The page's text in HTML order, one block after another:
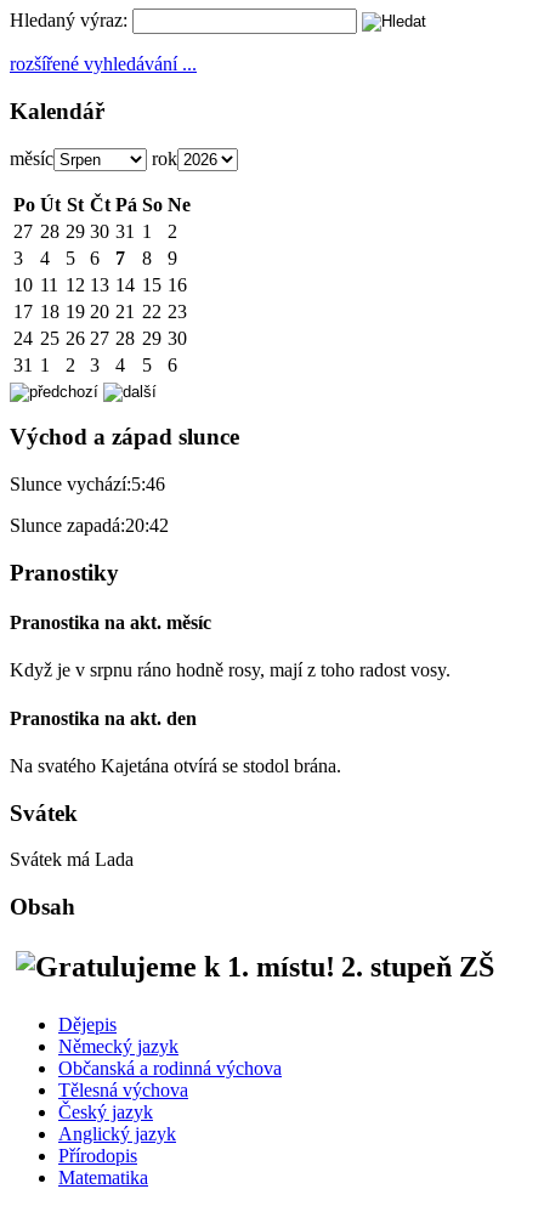
Hledaný výraz:
rozšířené vyhledávání ...
Kalendář
měsíc rok
Po Út St Čt Pá So Ne
27 28 29 30 31 1
2
3
4 5 6 7 8
9
10 11 12 13 14 15 16
17 18 19 20 21 22 23
24 25 26 27 28 29 30
31 1 2 3 4 5 6
Východ a západ slunce
Slunce vychází:5:46
Slunce zapadá:20:42
Pranostiky
Pranostika na akt. měsíc
Když je v srpnu ráno hodně rosy, mají z toho radost vosy.
Pranostika na akt. den
Na svatého Kajetána otvírá se stodol brána.
Svátek
Svátek má Lada
Obsah
2. stupeň ZŠ
Dějepis
Německý jazyk
Občanská a rodinná výchova
Tělesná výchova
Český jazyk
Anglický jazyk
Přírodopis
Matematika